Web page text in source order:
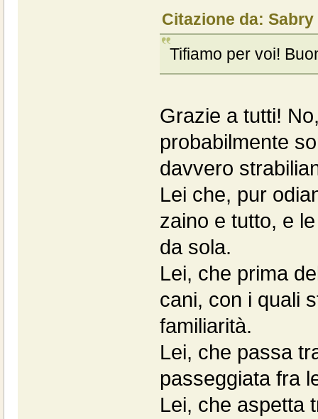
Citazione da: Sabry
Tifiamo per voi!
Grazie a tutti!
probabilmente
davvero
Lei che, pur
zaino e tutto, e
da sola.
Lei, che prima
cani, con i quali
familiarità.
Lei, che passa
passeggiata fra
Lei, che aspetta